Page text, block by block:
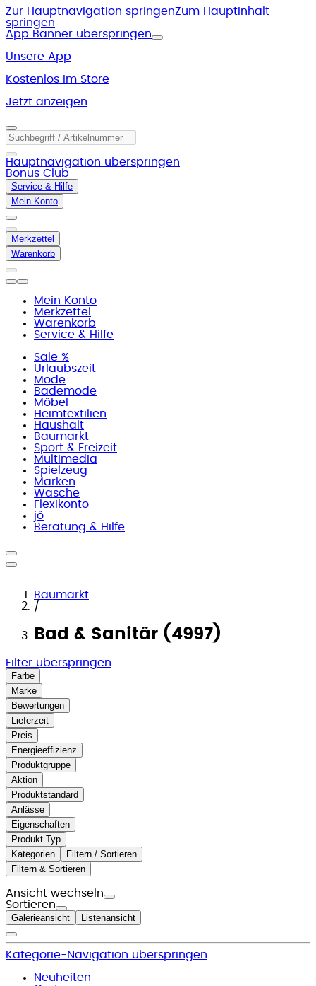
Zur Hauptnavigation springenZum Hauptinhalt
springen
App Banner überspringen
Unsere App
Kostenlos im Store
Jetzt anzeigen
Hauptnavigation überspringen
Bonus Club
Service & Hilfe
Mein Konto
Merkzettel
Warenkorb
Mein Konto
Merkzettel
Warenkorb
Service & Hilfe
Sale %
Urlaubszeit
Mode
Bademode
Möbel
Heimtextilien
Haushalt
Baumarkt
Sport & Freizeit
Multimedia
Spielzeug
Marken
Wäsche
Flexikonto
jö
Beratung & Hilfe
Baumarkt
/
Bad & Sanitär (4997)
Filter überspringen
Farbe
Marke
Bewertungen
Lieferzeit
Preis
Energieeffizienz
Produktgruppe
Aktion
Produktstandard
Anlässe
Eigenschaften
Produkt-Typ
Kategorien
Filtern / Sortieren
Filtern & Sortieren
Ansicht wechseln
Sortieren
Galerieansicht Listenansicht
Kategorie-Navigation überspringen
Neuheiten